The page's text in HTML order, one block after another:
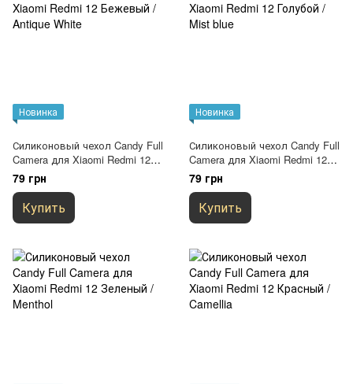
Новинка
Силиконовый чехол Candy Full
Camera для Xiaomi Redmi 12
Бежевый / Antique White
79 грн
Купить
Новинка
Силиконовый чехол Candy Full
Camera для Xiaomi Redmi 12
Голубой / Mist blue
79 грн
Купить